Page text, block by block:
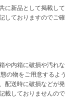
に新品として掲載して
しておりますのでご確
や内箱に破損や汚れな
の物をご用意するよう
配送時に破損などが発
載しておりませんので